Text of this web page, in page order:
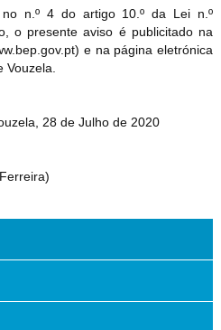
n.º 4 do artigo 10.º da Lei n.º
o presente aviso é publicitado na
e na página eletrónica
28 de Julho de 2020